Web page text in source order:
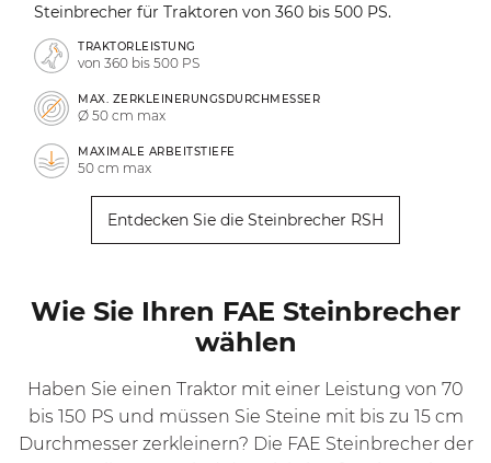
Steinbrecher für Traktoren von 360 bis 500 PS.
TRAKTORLEISTUNG
von 360 bis 500 PS
MAX. ZERKLEINERUNGSDURCHMESSER
Ø 50 cm max
MAXIMALE ARBEITSTIEFE
50 cm max
Entdecken Sie die Steinbrecher RSH
Wie Sie Ihren FAE Steinbrecher
wählen
Haben Sie einen Traktor mit einer Leistung von 70
bis 150 PS und müssen Sie Steine mit bis zu 15 cm
Durchmesser zerkleinern? Die FAE Steinbrecher der